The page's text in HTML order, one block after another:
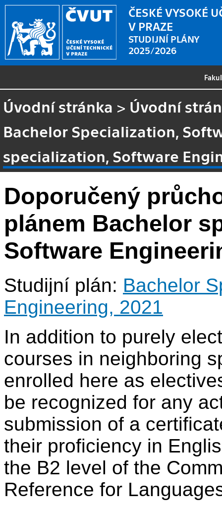
ČESKÉ VYSOKÉ
V PRAZE
STUDIJNÍ PLÁNY
2025/2026
Úvodní stránka > Úvodní
Bachelor Specialization,
specialization, Software
Doporučený
plánem Bachelor
Software
Studijní plán: Bachelor
Engineering, 2021
In addition to purely
courses in neighboring
enrolled here as
be recognized for any
submission of a
their proficiency in
the B2 level of the
Reference for